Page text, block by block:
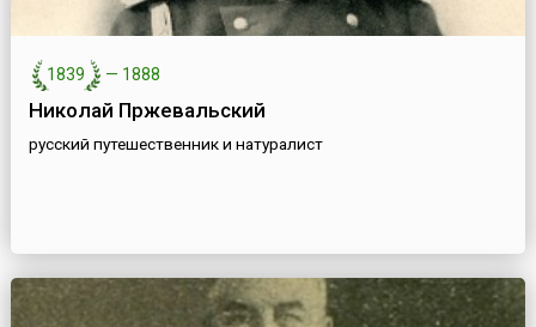
1839 — 1888
Николай Пржевальский
русский путешественник и натуралист